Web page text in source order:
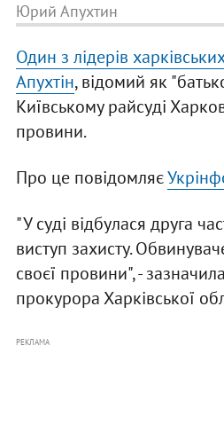
Юрий Апухтин
Один з лідерів
Апухтін, відомий як
Київському райсуді
провини.
Про це повідомляє
"У суді відбулася друга
виступ захисту.
своєї провини", -
прокурора Харківської
РЕКЛАМА